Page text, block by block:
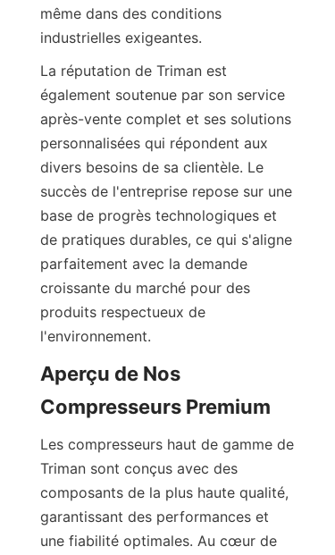
même dans des conditions
industrielles exigeantes.
La réputation de Triman est
également soutenue par son service
après-vente complet et ses solutions
personnalisées qui répondent aux
divers besoins de sa clientèle. Le
succès de l'entreprise repose sur une
base de progrès technologiques et
de pratiques durables, ce qui s'aligne
parfaitement avec la demande
croissante du marché pour des
produits respectueux de
Aperçu de Nos
Les compresseurs haut de gamme de
Triman sont conçus avec des
composants de la plus haute qualité,
garantissant des performances et
une fiabilité optimales. Au cœur de